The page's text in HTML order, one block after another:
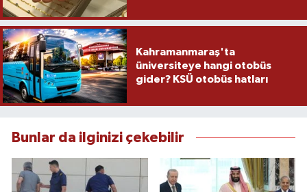
Kahramanmaraş'ta
üniversiteye hangi otobüs
gider? KSÜ otobüs hatları
Bunlar da ilginizi çekebilir